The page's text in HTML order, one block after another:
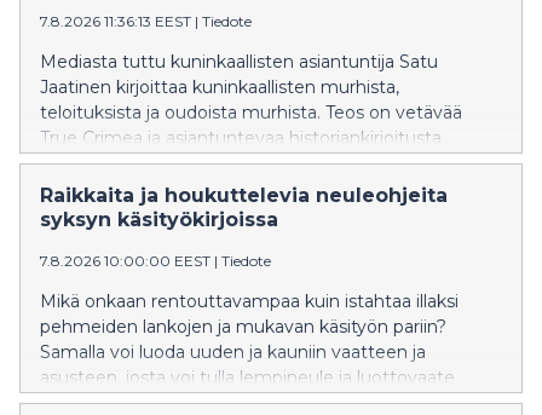
7.8.2026 11:36:13 EEST | Tiedote
Mediasta tuttu kuninkaallisten asiantuntija Satu
Jaatinen kirjoittaa kuninkaallisten murhista,
teloituksista ja oudoista murhista. Teos on vetävää
True Crimea ja asiantuntevaa historiankirjoitusta
samaan aikaan.
Raikkaita ja houkuttelevia neuleohjeita
syksyn käsityökirjoissa
7.8.2026 10:00:00 EEST | Tiedote
Mikä onkaan rentouttavampaa kuin istahtaa illaksi
pehmeiden lankojen ja mukavan käsityön pariin?
Samalla voi luoda uuden ja kauniin vaatteen ja
asusteen, josta voi tulla lempineule ja luottovaate
itselle tai ystävälle! Tässä tämän syksyn